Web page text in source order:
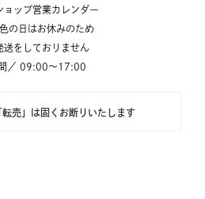
ョップ営業カレンダー
の日はお休みのため
送をしておりません
／ 09:00～17:00
売」は固くお断りいたします